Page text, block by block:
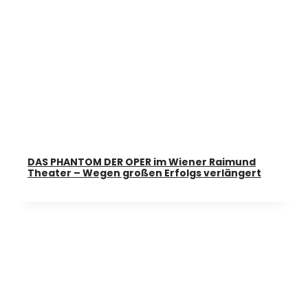
DAS PHANTOM DER OPER im Wiener Raimund
Theater – Wegen großen Erfolgs verlängert